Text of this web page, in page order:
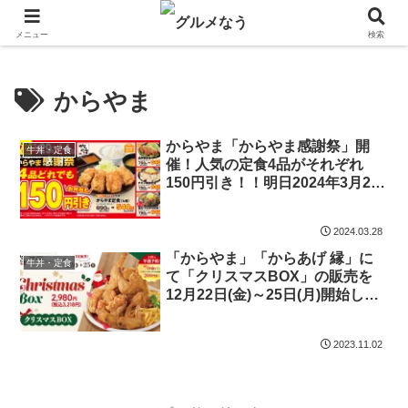
飲食店キャンペーン・食品飲料お菓子新発売のグルメニュース。
からやま
牛丼・定食
からやま「からやま感謝祭」開
催！人気の定食4品がそれぞれ
150円引き！！明日2024年3月29
2024.03.28
牛丼・定食
「からやま」「からあげ 縁」に
て「クリスマスBOX」の販売を
12月22日(金)～25日(月)開始し、
2023.11.02
メニュー 検索